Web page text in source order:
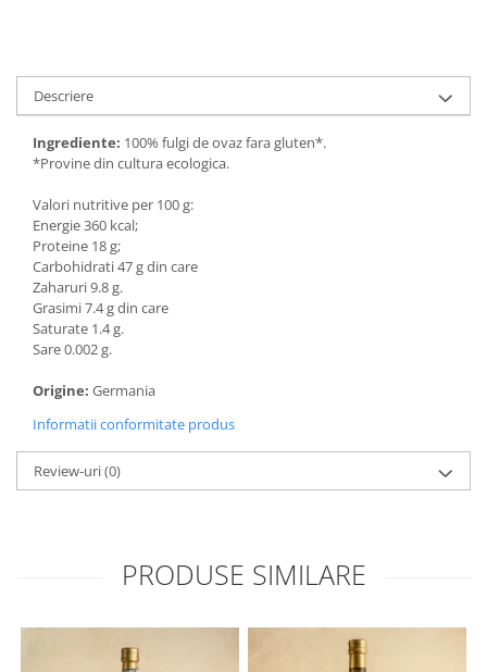
Descriere
Ingrediente: 100% fulgi de ovaz fara gluten*.
*Provine din cultura ecologica.
Valori nutritive per 100 g:
Energie 360 kcal;
Proteine 18 g;
Carbohidrati 47 g din care
Zaharuri 9.8 g.
Grasimi 7.4 g din care
Saturate 1.4 g.
Sare 0.002 g.
Origine: Germania
Informatii conformitate produs
Review-uri(0)
PRODUSE SIMILARE